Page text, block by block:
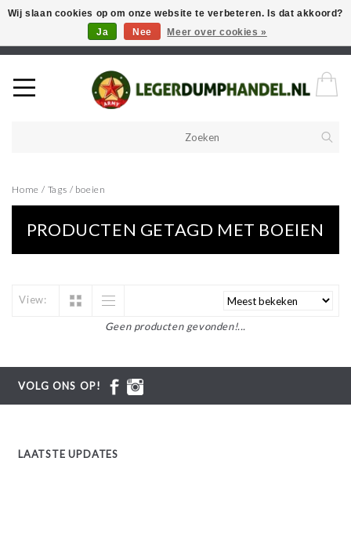
Welkom in onze webshop! Als u een product zoekt en deze niet kan
vinden in de webwinkel, neem vooral contact op!
Home / Tags / boeien
PRODUCTEN GETAGD MET BOEIEN
View:
Geen producten gevonden!...
VOLG ONS OP!
LAATSTE UPDATES
Wij slaan cookies op om onze website te verbeteren. Is dat akkoord?
Ja
Nee Meer over cookies »